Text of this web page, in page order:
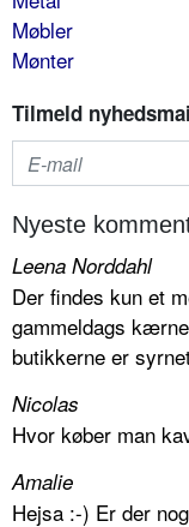
Møbler
Mønter
Tilmeld
Nyeste
Leena Norddahl
Der findes kun et
gammeldags
butikkerne er
Nicolas
Hvor køber man
Amalie
Hejsa :-) Er der